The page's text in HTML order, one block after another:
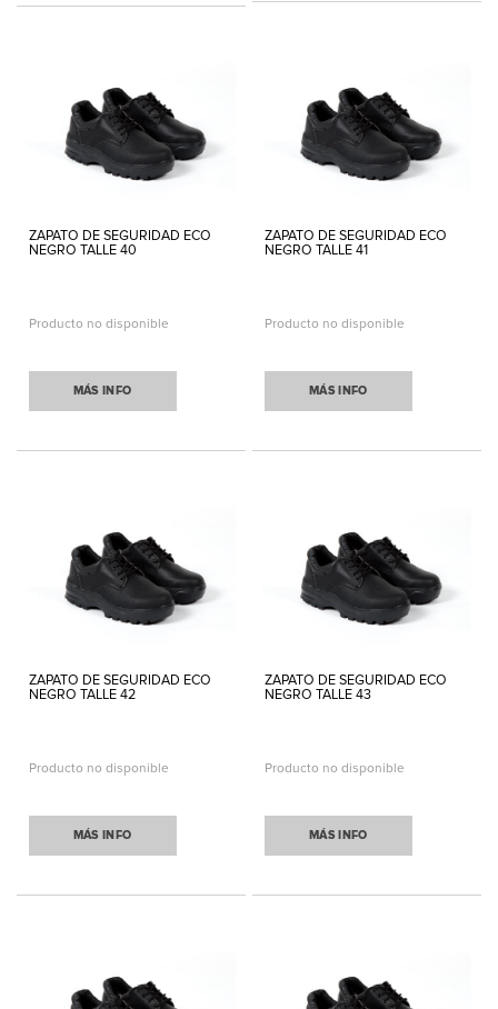
ZAPATO DE SEGURIDAD ECO
NEGRO TALLE 40
Producto no disponible
MÁS INFO
ZAPATO DE SEGURIDAD ECO
NEGRO TALLE 41
Producto no disponible
MÁS INFO
ZAPATO DE SEGURIDAD ECO
NEGRO TALLE 42
Producto no disponible
MÁS INFO
ZAPATO DE SEGURIDAD ECO
NEGRO TALLE 43
Producto no disponible
MÁS INFO